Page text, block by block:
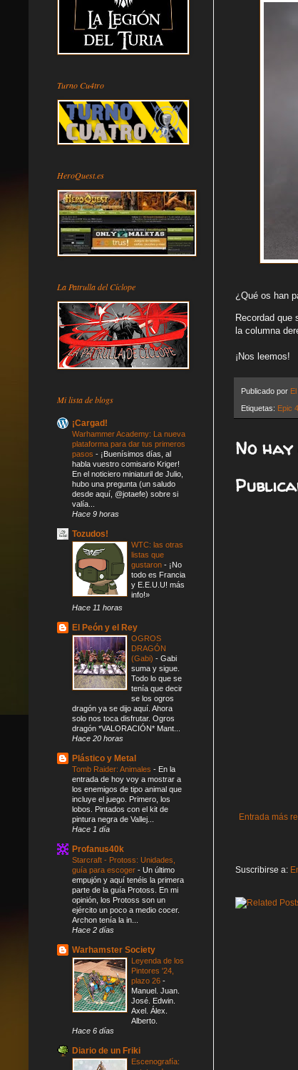
¿Qué os han
Recordad que
la columna
¡Nos leemos!
Publicado por
Etiquetas: Epic
No
Entrada más
Suscribirse a:
Turno Cu4tro
HeroQuest.es
La Patrulla del Cíclope
Mi lista de blogs
¡Cargad!
Warhammer Academy: La nueva
plataforma para dar tus primeros
pasos - ¡Buenísimos días, al
habla vuestro comisario Kriger!
En el noticiero miniaturil de Julio,
hubo una pregunta (un saludo
desde aquí, @jotaefe) sobre si
valía...
Hace 9 horas
Tozudos!
WTC: las otras
listas que
gustaron - ¡No
todo es Francia
y E.E.U.U! más
info!»
Hace 11 horas
El Peón y el Rey
OGROS
DRAGÓN
(Gabi) - Gabi
suma y sigue.
Todo lo que se
tenía que decir
se los ogros
dragón ya se dijo aquí. Ahora
solo nos toca disfrutar. Ogros
dragón *VALORACIÓN* Mant...
Hace 20 horas
Plástico y Metal
Tomb Raider: Animales - En la
entrada de hoy voy a mostrar a
los enemigos de tipo animal que
incluye el juego. Primero, los
lobos. Pintados con el kit de
pintura negra de Vallej...
Hace 1 día
Profanus40k
Starcraft - Protoss: Unidades,
guía para escoger - Un último
empujón y aquí tenéis la primera
parte de la guía Protoss. En mi
opinión, los Protoss son un
ejército un poco a medio cocer.
Archon tenía la in...
Hace 2 días
Warhamster Society
Leyenda de los
Pintores '24,
plazo 26 -
Manuel. Juan.
José. Edwin.
Axel. Álex.
Alberto.
Hace 6 días
Diario de un Friki
Escenografía: